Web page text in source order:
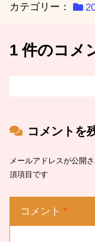
カテゴリー：
1 件のコメ
コメントを
メールアドレスが公開
須項目です
コメント *